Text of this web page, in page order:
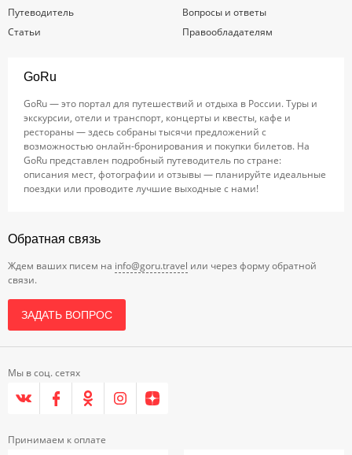
Путеводитель
Статьи
Вопросы и ответы
Правообладателям
GoRu
GoRu — это портал для путешествий и отдыха в России. Туры и
экскурсии, отели и транспорт, концерты и квесты, кафе и
рестораны — здесь собраны тысячи предложений с
возможностью онлайн-бронирования и покупки билетов. На
GoRu представлен подробный путеводитель по стране:
описания мест, фотографии и отзывы — планируйте идеальные
поездки или проводите лучшие выходные с нами!
Обратная связь
Ждем ваших писем на info@goru.travel или через форму обратной
связи.
ЗАДАТЬ ВОПРОС
Мы в соц. сетях
Принимаем к оплате